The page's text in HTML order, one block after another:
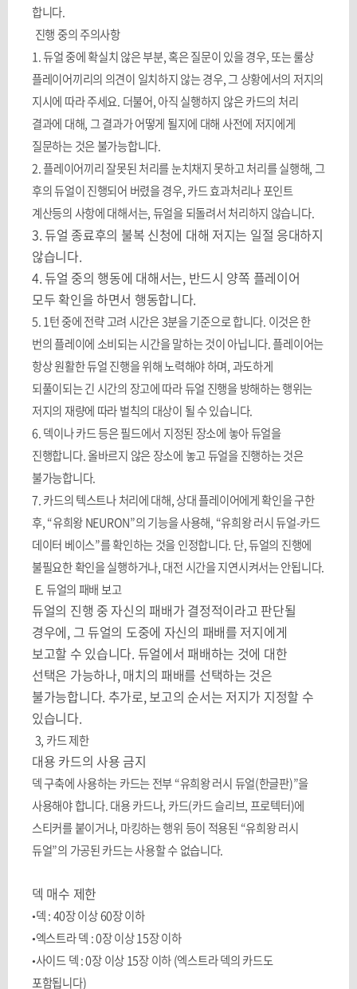
합니다.
진행 중의 주의사항
1.듀얼 중에 확실치 않은 부분,혹은 질문이 있을 경우,또는 룰상
플레이어끼리의 의견이 일치하지 않는 경우,그 상황에서의 저지의
지시에 따라 주세요. 더불어,아직 실행하지 않은 카드의 처리
결과에 대해,그 결과가 어떻게 될지에 대해 사전에 저지에게
질문하는 것은 불가능합니다.
2.플레이어끼리 잘못된 처리를 눈치채지 못하고 처리를 실행해,그
후의 듀얼이 진행되어 버렸을 경우,카드 효과처리나 포인트
계산등의 사항에 대해서는,듀얼을 되돌려서 처리하지 않습니다.
3. 듀얼 종료후의 불복 신청에 대해 저지는 일절 응대하지
않습니다.
4. 듀얼 중의 행동에 대해서는, 반드시 양쪽 플레이어
모두 확인을 하면서 행동합니다.
5. 1턴 중에 전략 고려 시간은3분을 기준으로 합니다. 이것은 한
번의 플레이에 소비되는 시간을 말하는 것이 아닙니다.플레이어는
항상 원활한 듀얼 진행을 위해 노력해야 하며,과도하게
되풀이되는 긴 시간의 장고에 따라 듀얼 진행을 방해하는 행위는
저지의 재량에 따라 벌칙의 대상이 될 수 있습니다.
6.덱이나 카드 등은 필드에서 지정된 장소에 놓아 듀얼을
진행합니다.올바르지 않은 장소에 놓고 듀얼을 진행하는 것은
불가능합니다.
7.카드의 텍스트나 처리에 대해,상대 플레이어에게 확인을 구한
후, “유희왕NEURON”의 기능을 사용해, “유희왕 러시 듀얼-카드
데이터 베이스”를 확인하는 것을 인정합니다. 단,듀얼의 진행에
불필요한 확인을 실행하거나,대전 시간을 지연시켜서는 안됩니다.
E.듀얼의 패배 보고
듀얼의 진행 중 자신의 패배가 결정적이라고 판단될
경우에, 그 듀얼의 도중에 자신의 패배를 저지에게
보고할 수 있습니다. 듀얼에서 패배하는 것에 대한
선택은 가능하나,매치의 패배를 선택하는 것은
불가능합니다. 추가로,보고의 순서는 저지가 지정할 수
있습니다.
3, 카드 제한
대용 카드의 사용 금지
덱 구축에 사용하는 카드는 전부“유희왕 러시 듀얼(한글판)”을
사용해야 합니다.대용 카드나, 카드(카드 슬리브,프로텍터)에
스티커를 붙이거나, 마킹하는 행위 등이 적용된 “유희왕 러시
듀얼”의 가공된 카드는 사용할 수 없습니다.
덱 매수 제한
•덱: 40장 이상60장 이하
•엑스트라 덱 : 0장 이상15장 이하
•사이드 덱: 0장 이상15장 이하(엑스트라 덱의 카드도
포함됩니다)